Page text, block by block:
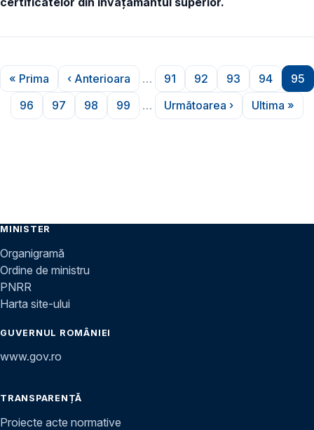
Paginare
Prima pagină
« Prima
Pagina anterioară
‹ Anterioara …
Pagina
91
Pagina
92
Pagina
93
Pagina
94 95
Pagina
96
Pagina
97
Pagina
98
Pagina
99 …
Pagina următoare
Următoarea ›
Ultima
Ultima »
MINISTER
Organigramă
Ordine de ministru
PNRR
Harta site-ului
GUVERNUL ROMÂNIEI
www.gov.ro
TRANSPARENȚĂ
Proiecte acte normative